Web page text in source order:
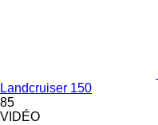
Landcruiser 150
85
VIDÉO